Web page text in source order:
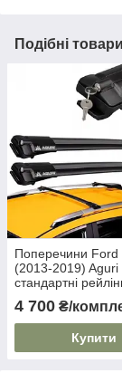
Подібні
Поперечини Ford
(2013-2019)
стандартні
4 700 ₴/
Купити